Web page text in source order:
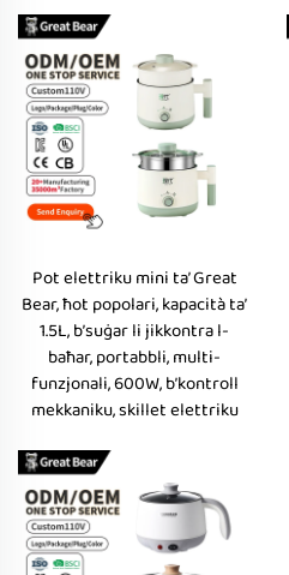
Pot elettriku mini ta’ Great
Bear, ħot popolari, kapacità ta’
1.5L, b’suġar li jikkontra l-
baħar, portabbli, multi-
funzjonali, 600W, b’kontroll
mekkaniku, skillet elettriku